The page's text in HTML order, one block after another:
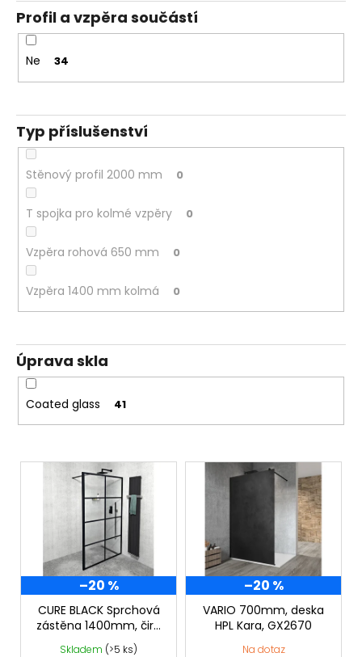
Profil a vzpěra součástí
Ne 34
Typ příslušenství
Stěnový profil 2000 mm 0
T spojka pro kolmé vzpěry 0
Vzpěra rohová 650 mm 0
Vzpěra 1400 mm kolmá 0
Úprava skla
Coated glass 41
V
p
r –20 %
CURE BLACK Sprchová
zástěna 1400mm, čiré
sklo, CB140
Skladem (>5 ks)
–20 %
VARIO 700mm, deska
HPL Kara, GX2670
Na dotaz